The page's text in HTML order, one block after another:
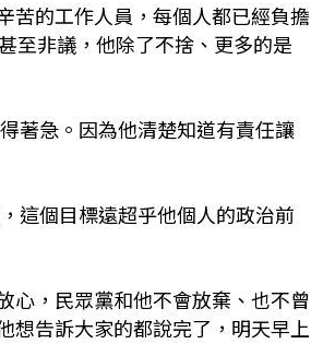
苦的工作人員，每個人都已經負擔
至非議，他除了不捨、更多的是
著急。因為他清楚知道有責任讓
這個目標遠超乎他個人的政治前
心，民眾黨和他不會放棄、也不曾
想告訴大家的都說完了，明天早上